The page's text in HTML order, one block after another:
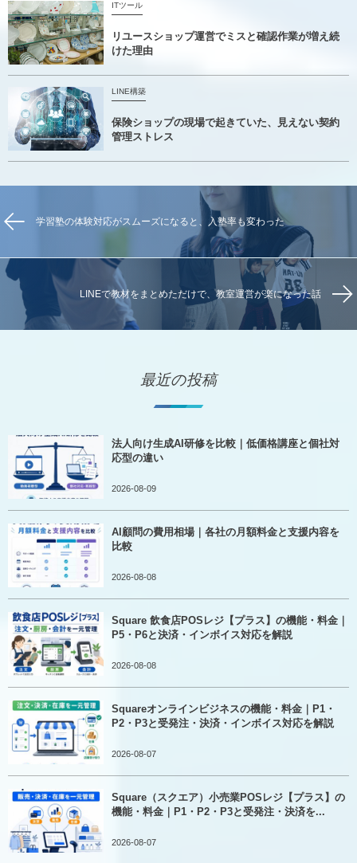
ITツール
リユースショップ運営でミスと確認作業が増え続
けた理由
LINE構築
保険ショップの現場で起きていた、見えない契約
管理ストレス
学習塾の体験対応がスムーズになると、入塾率も変わった
LINEで教材をまとめただけで、教室運営が楽になった話
最近の投稿
法人向け生成AI研修を比較｜低価格講座と個社対
応型の違い
2026-08-09
AI顧問の費用相場｜各社の月額料金と支援内容を
比較
2026-08-08
Square 飲食店POSレジ【プラス】の機能・料金｜
P5・P6と決済・インボイス対応を解説
2026-08-08
Squareオンラインビジネスの機能・料金｜P1・
P2・P3と受発注・決済・インボイス対応を解説
2026-08-07
Square（スクエア）小売業POSレジ【プラス】の
機能・料金｜P1・P2・P3と受発注・決済を...
2026-08-07